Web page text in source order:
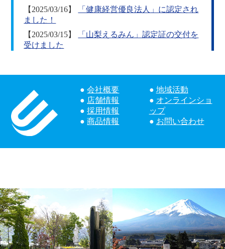
【2025/03/16】
「健康経営優良法人」に認定され
ました！
【2025/03/15】
「山梨えるみん」認定証の交付を
受けました
会社概要
店舗情報
採用情報
商品情報
地域活動
オンラインショ
ップ
お問い合わせ